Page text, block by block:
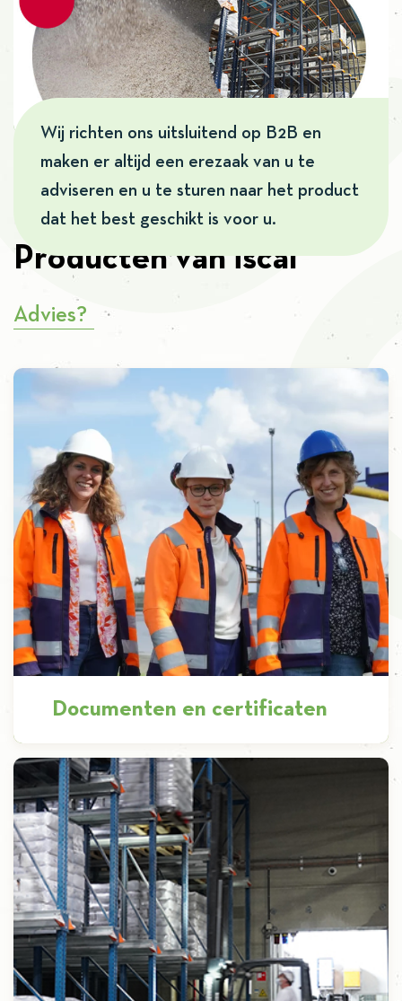
Wij richten ons uitsluitend op B2B en
maken er altijd een erezaak van u te
adviseren en u te sturen naar het product
dat het best geschikt is voor u.
Producten van iscal
Advies?
Documenten en certificaten
Producten van topkwaliteit Welk product van
Iscal u ook wenst, het wordt geleverd met een
eigen set van certificaten en […]
Ontdekken